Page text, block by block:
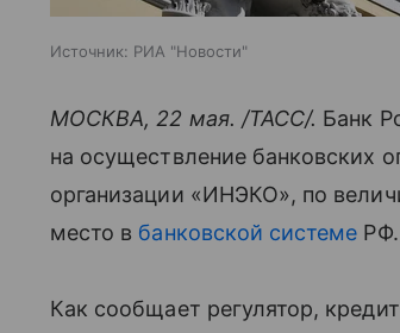
Источник: РИА "Новости"
МОСКВА, 22 мая. /ТАСС/. Банк
на осуществление банковских
организации «ИНЭКО», по
место в банковской системе
Как сообщает регулятор,